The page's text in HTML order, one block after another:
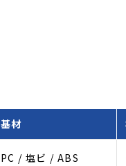
基材
PC / 塩ビ / ABS